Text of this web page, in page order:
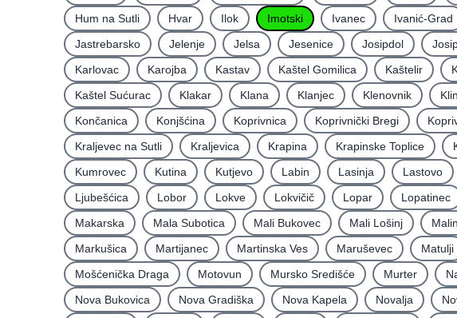
Hum na Sutli
Hvar Ilok Imotski Ivanec Ivanić-Grad
Jastrebarsko
Jelenje Jelsa Jesenice Josipdol
Karlovac
Karojba Kastav Kaštel Gomilica Kaštelir
Kaštel Sućurac
Klakar Klana Klanjec Klenovnik
Končanica
Konjšćina Koprivnica Koprivnički Bregi
Kraljevec na Sutli
Kraljevica Krapina Krapinske Toplice
Kumrovec
Kutina Kutjevo Labin Lasinja Lastovo
Ljubešćica
Lobor Lokve Lokvičič Lopar Lopatinec
Makarska
Mala Subotica Mali Bukovec Mali Lošinj
Markušica
Martijanec Martinska Ves Maruševec Matulji
Mošćenička Draga
Motovun Mursko Središće Murter
Nova Bukovica
Nova Gradiška Nova Kapela Novalja